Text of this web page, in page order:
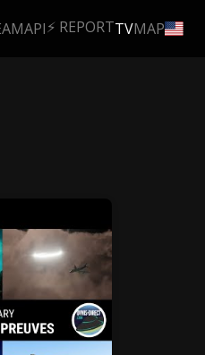
API⚡ REPORTTVMAP